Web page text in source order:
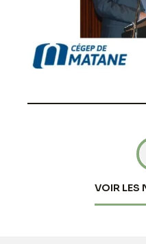
VOIR LES